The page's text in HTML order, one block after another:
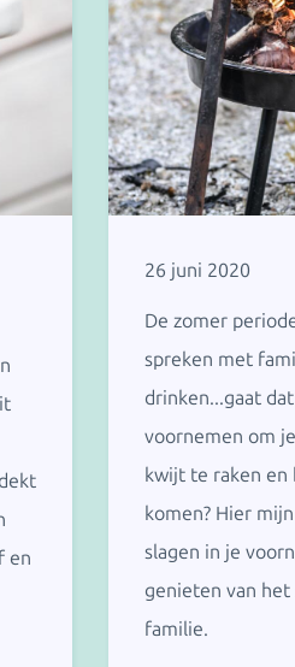
en
26 juni 2020
De zomer
spreken met
drinken...gaat
voornemen om
kwijt te raken en
komen? Hier
slagen in je
genieten van
familie.